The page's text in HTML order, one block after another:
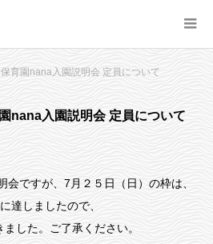
育園nana入園説明会 定員について
nana入園説明会 定員について
ですが、7月２５日（日）の枠は、
達しましたので、
した。ご了承ください。